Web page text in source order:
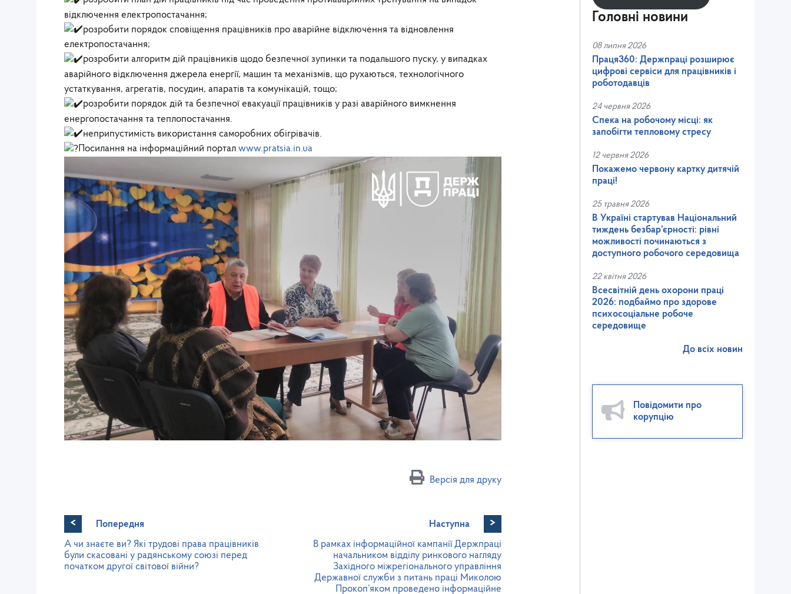
відключення електропостачання;
розробити порядок сповіщення працівників про аварійне відключення та відновлення
електропостачання;
розробити алгоритм дій працівників щодо безпечної зупинки та подальшого пуску, у випадках
аварійного відключення джерела енергії, машин та механізмів, що рухаються, технологічного
устаткування, агрегатів, посудин, апаратів та комунікацій, тощо;
розробити порядок дій та безпечної евакуації працівників у разі аварійного вимкнення
енергопостачання та теплопостачання.
неприпустимість використання саморобних обігрівачів.
Посилання на інформаційний портал www.pratsia.in.ua
Версія для друку
<
Попередня
А чи знаєте ви? Які трудові права працівників
були скасовані у радянському союзі перед
початком другої світової війни?
Наступна >
В рамках інформаційної кампанії Держпраці
начальником відділу ринкового нагляду
Західного міжрегіонального управління
Державної служби з питань праці Миколою
Прокоп’яком проведено інформаційне
Головні новини
08 липня 2026
Праця360: Держпраці розширює
цифрові сервіси для працівників і
роботодавців
24 червня 2026
Спека на робочому місці: як
запобігти тепловому стресу
12 червня 2026
Покажемо червону картку дитячій
праці!
25 травня 2026
В Україні стартував Національний
тиждень безбар’єрності: рівні
можливості починаються з
доступного робочого середовища
22 квітня 2026
Всесвітній день охорони праці
2026: подбаймо про здорове
психосоціальне робоче
середовище
До всіх новин
Повідомити про
корупцію